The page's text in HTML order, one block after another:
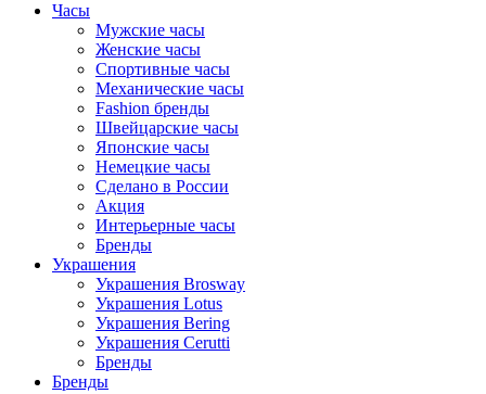
Часы
Мужские часы
Женские часы
Спортивные часы
Механические часы
Fashion бренды
Швейцарские часы
Японские часы
Немецкие часы
Сделано в России
Акция
Интерьерные часы
Бренды
Украшения
Украшения Brosway
Украшения Lotus
Украшения Bering
Украшения Cerutti
Бренды
Бренды